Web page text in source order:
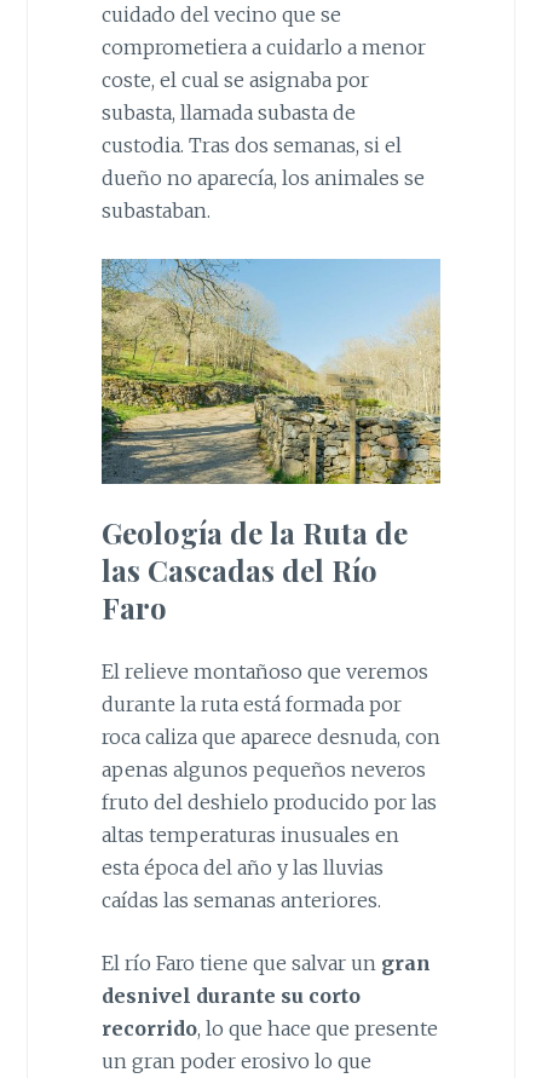
cuidado del vecino que se
comprometiera a cuidarlo a menor
coste, el cual se asignaba por
subasta, llamada subasta de
custodia. Tras dos semanas, si el
dueño no aparecía, los animales se
subastaban.
Geología de la Ruta de
las Cascadas del Río
Faro
El relieve montañoso que veremos
durante la ruta está formada por
roca caliza que aparece desnuda, con
apenas algunos pequeños neveros
fruto del deshielo producido por las
altas temperaturas inusuales en
esta época del año y las lluvias
caídas las semanas anteriores.
El río Faro tiene que salvar un gran
desnivel durante su corto
recorrido, lo que hace que presente
un gran poder erosivo lo que